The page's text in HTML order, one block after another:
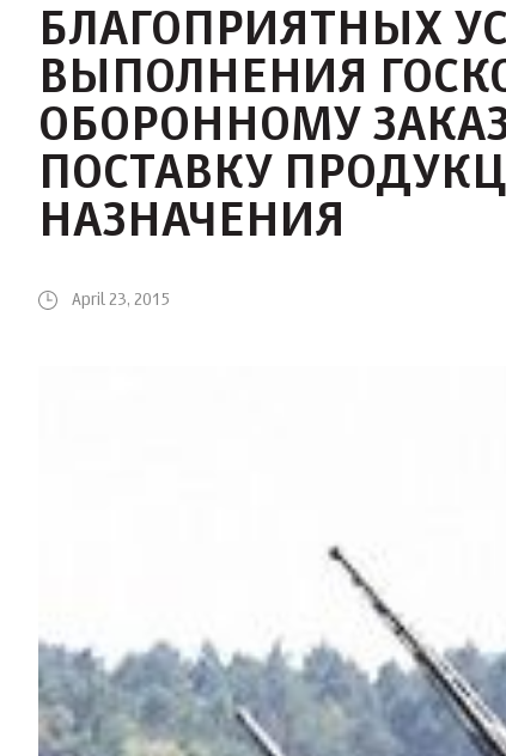
БЛАГОПРИЯТНЫХ
ВЫПОЛНЕНИЯ
ОБОРОННОМУ
ПОСТАВКУ
НАЗНАЧЕНИЯ
April 23, 2015